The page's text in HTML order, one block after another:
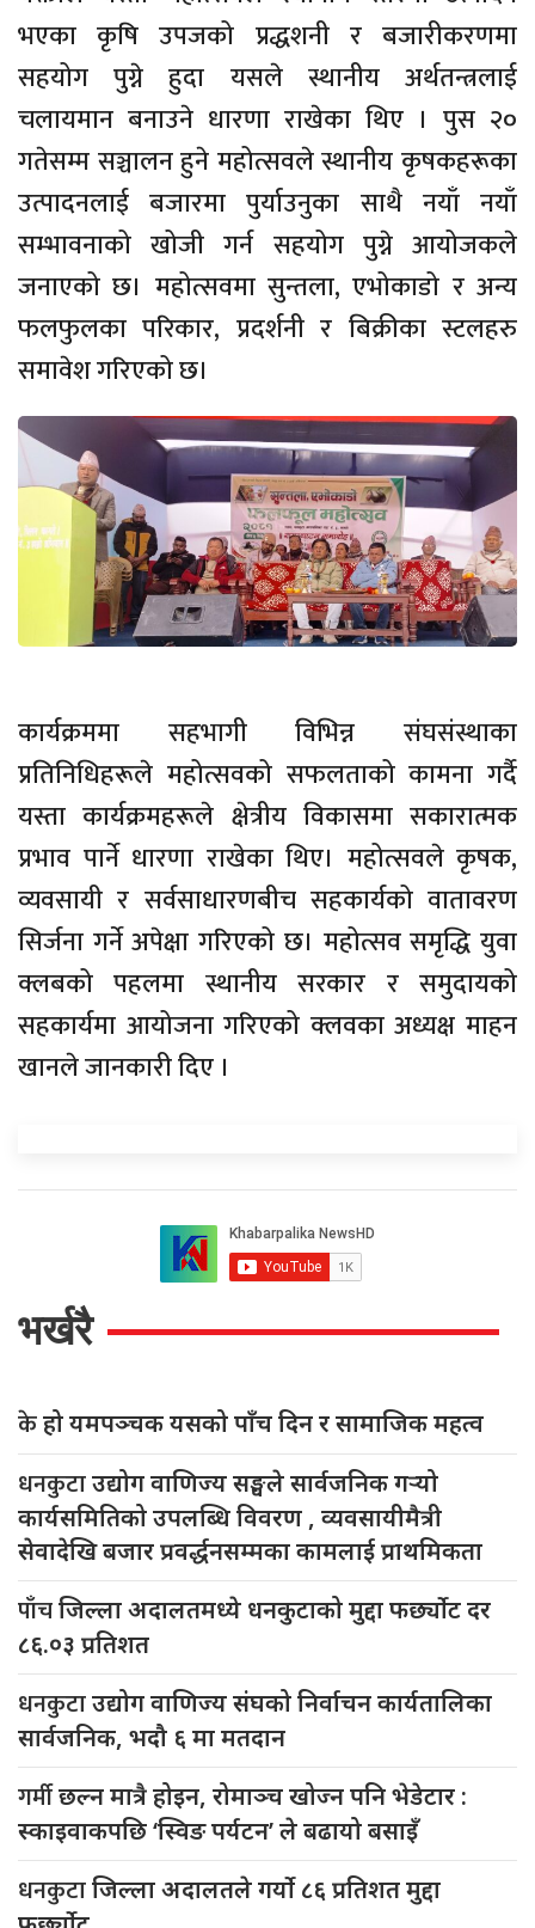
भएका कृषि उपजको प्रद्धशनी र बजारीकरणमा
सहयोग पुग्ने हुदा यसले स्थानीय अर्थतन्त्रलाई
चलायमान बनाउने धारणा राखेका थिए । पुस २०
गतेसम्म सञ्चालन हुने महोत्सवले स्थानीय कृषकहरूका
उत्पादनलाई बजारमा पुर्याउनुका साथै नयाँ नयाँ
सम्भावनाको खोजी गर्न सहयोग पुग्ने आयोजकले
जनाएको छ। महोत्सवमा सुन्तला, एभोकाडो र अन्य
फलफुलका परिकार, प्रदर्शनी र बिक्रीका स्टलहरु
समावेश गरिएको छ।
कार्यक्रममा सहभागी विभिन्न संघसंस्थाका
प्रतिनिधिहरूले महोत्सवको सफलताको कामना गर्दै
यस्ता कार्यक्रमहरूले क्षेत्रीय विकासमा सकारात्मक
प्रभाव पार्ने धारणा राखेका थिए। महोत्सवले कृषक,
व्यवसायी र सर्वसाधारणबीच सहकार्यको वातावरण
सिर्जना गर्ने अपेक्षा गरिएको छ। महोत्सव समृद्धि युवा
क्लबको पहलमा स्थानीय सरकार र समुदायको
सहकार्यमा आयोजना गरिएको क्लवका अध्यक्ष माहन
खानले जानकारी दिए ।
भर्खरै
केहो यमपञ्चक यसको पाँच दिन र सामाजिक महत्व
धनकुटाउद्योग वाणिज्य सङ्घले सार्वजनिक गर्‍यो
कार्यसमितिको उपलब्धि विवरण , व्यवसायीमैत्री
सेवादेखि बजार प्रवर्द्धनसम्मका कामलाई प्राथमिकता
पाँचजिल्ला अदालतमध्ये धनकुटाको मुद्दा फर्छ्योट दर
८६.०३ प्रतिशत
धनकुटाउद्योग वाणिज्य संघको निर्वाचन कार्यतालिका
सार्वजनिक, भदौ ६ मा मतदान
गर्मीछल्न मात्रै होइन, रोमाञ्च खोज्न पनि भेडेटार :
स्काइवाकपछि ‘स्विङ पर्यटन’ ले बढायो बसाइँ
धनकुटाजिल्ला अदालतले गर्यो ८६ प्रतिशत मुद्दा